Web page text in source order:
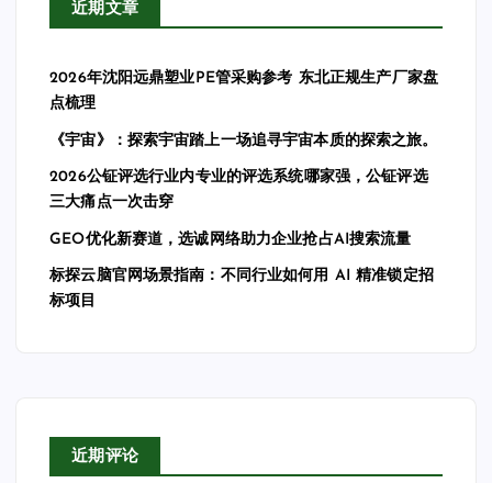
近期文章
2026年沈阳远鼎塑业PE管采购参考 东北正规生产厂家盘
点梳理
《宇宙》：探索宇宙踏上一场追寻宇宙本质的探索之旅。
2026公钲评选行业内专业的评选系统哪家强，公钲评选
三大痛点一次击穿
GEO优化新赛道，选诚网络助力企业抢占AI搜索流量
标探云脑官网场景指南：不同行业如何用 AI 精准锁定招
标项目
近期评论